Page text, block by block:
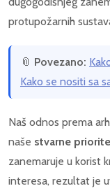
protupožarnih
📎 Povezano:
Kako se nositi sa
Naš odnos prema
naše stvarne
zanemaruje u korist
interesa, rezultat je